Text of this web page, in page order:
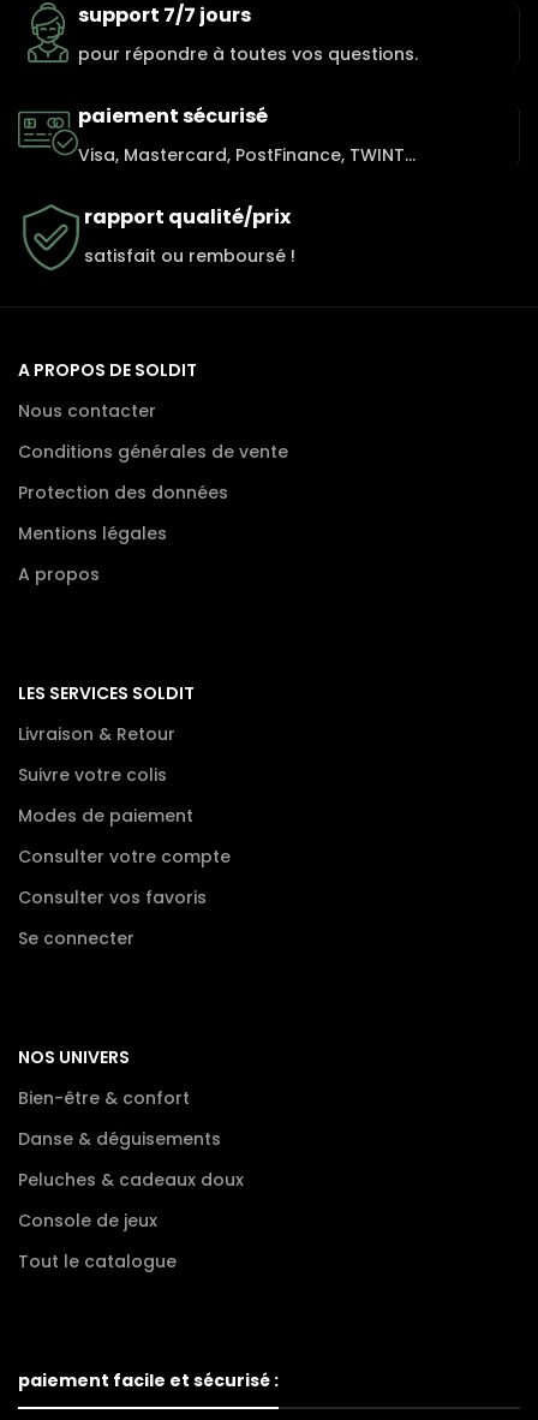
support 7/7 jours
pour répondre à toutes vos questions.
paiement sécurisé
Visa, Mastercard, PostFinance, TWINT...
rapport qualité/prix
satisfait ou remboursé !
A PROPOS DE SOLDIT
Nous contacter
Conditions générales de vente
Protection des données
Mentions légales
A propos
LES SERVICES SOLDIT
Livraison & Retour
Suivre votre colis
Modes de paiement
Consulter votre compte
Consulter vos favoris
Se connecter
NOS UNIVERS
Bien-être & confort
Danse & déguisements
Peluches & cadeaux doux
Console de jeux
Tout le catalogue
paiement facile et sécurisé :